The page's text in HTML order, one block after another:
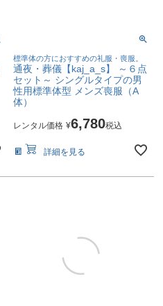
標準体の方におすすめの礼服・喪服。
通夜・葬儀【kaj_a_s】 ～６点
セット～ シングルタイプの男
性用標準体型 メンズ喪服（A
体）
レンタル価格 ¥6,780税込
詳細を見る